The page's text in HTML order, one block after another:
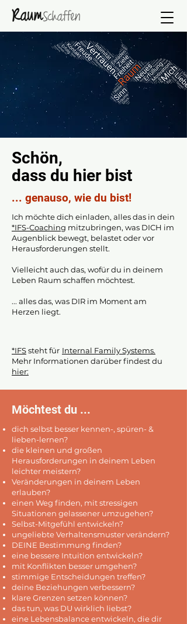
Schön,
dass du hier bist
... genauso, wie du bist!
Ich möchte dich einladen, alles das in dein
*IFS-Coaching mitzubringen, was DICH im
Augenblick bewegt, belastet oder vor
Herausforderungen stellt.
Vielleicht auch das, wofür du in deinem
Leben Raum schaffen möchtest.
... alles das, was DIR im Moment am
Herzen liegt.
*IFSsteht für Internal Family Systems.
Mehr Informationen darüber findest du
hier:
Möchtest du ...
dich selbst besser kennen-, spüren- &
lieben-lernen?
die kleinen und großen
Herausforderungen in deinem Leben
leichter meistern?
Veränderungen in deinem Leben
erlauben?
einen Weg finden, mit stressigen
Situationen gelassener umzugehen?
Selbst-Mitgefühl entwickeln?
ungeliebte Verhaltensmuster verändern?
DEINE Bestimmung finden?
eine bessere Intuition entwickeln?
mit Konflikten besser umgehen?
stimmige Entscheidungen treffen?
deine Beziehungen verbessern?
klare Grenzen setzen können?
das tun, was DU wirklich liebst?
eine Lebensbalance entwickeln, die dir